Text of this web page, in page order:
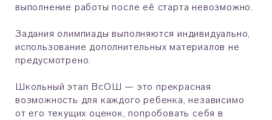
выполнение работы после её старта невозможно.
Задания олимпиады выполняются индивидуально,
использование дополнительных материалов не
предусмотрено.
Школьный этап ВсОШ — это прекрасная
возможность для каждого ребенка, независимо
от его текущих оценок, попробовать себя в